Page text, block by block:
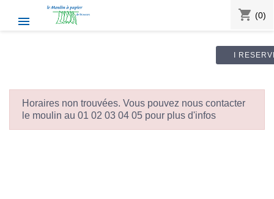
 shopping_cart (0)
I
Horaires non trouvées. Vous pouvez nous contacter
le moulin au 01 02 03 04 05 pour plus d'infos